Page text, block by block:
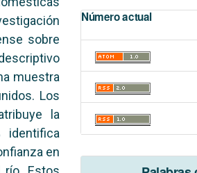
sobre
muestra
Los
la
en
Número actual